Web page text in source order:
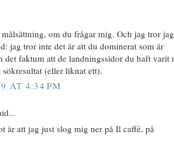
målsättning, om du frågar mig. Och jag tror
jag tror inte det är att du dominerat som är
det faktum att de landningssidor du haft varit
(eller liknat ett).
AT 4:34 PM
är att jag just slog mig ner på Il caffé, på